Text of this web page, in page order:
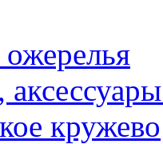
кружево